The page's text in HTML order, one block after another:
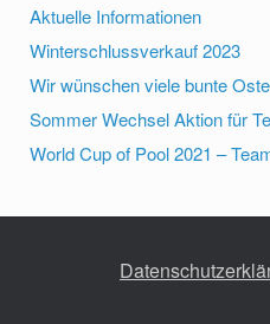
Aktuelle Informationen
Winterschlussverkauf 2023
Wir wünschen viele bunte
Sommer Wechsel Aktion für
World Cup of Pool 2021 –